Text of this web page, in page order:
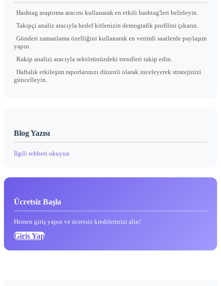
Hashtag araştırma aracını kullanarak en etkili hashtag'leri belirleyin.
Takipçi analiz aracıyla hedef kitlenizin demografik profilini çıkarın.
Gönderi zamanlama özelliğini kullanarak en verimli saatlerde paylaşım
yapın.
Rakip analizi aracıyla sektörünüzdeki trendleri takip edin.
Haftalık etkileşim raporlarınızı düzenli olarak inceleyerek stratejinizi
güncelleyin.
Blog Yazısı
İlgili rehberi okuyun
Ücretsiz Başla
Hemen giriş yapın ve ücretsiz kredilerinizi alın!
Giriş Yap